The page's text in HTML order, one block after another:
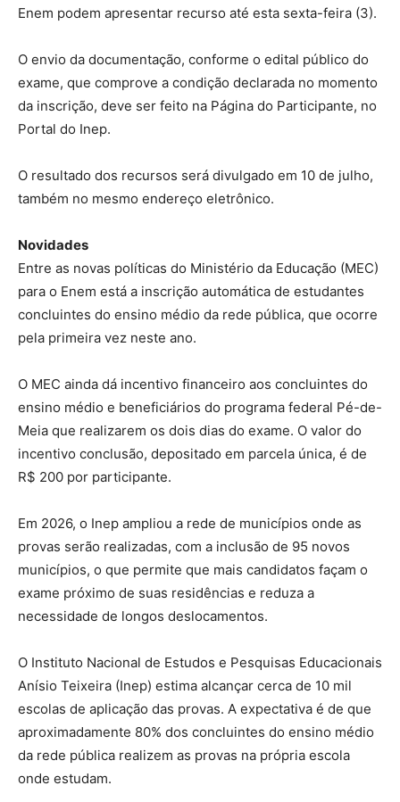
Enem podem apresentar recurso até esta sexta-feira (3).
O envio da documentação, conforme o edital público do
exame, que comprove a condição declarada no momento
da inscrição, deve ser feito na Página do Participante, no
Portal do Inep.
O resultado dos recursos será divulgado em 10 de julho,
também no mesmo endereço eletrônico.
Novidades
Entre as novas políticas do Ministério da Educação (MEC)
para o Enem está a inscrição automática de estudantes
concluintes do ensino médio da rede pública, que ocorre
pela primeira vez neste ano.
O MEC ainda dá incentivo financeiro aos concluintes do
ensino médio e beneficiários do programa federal Pé-de-
Meia que realizarem os dois dias do exame. O valor do
incentivo conclusão, depositado em parcela única, é de
R$ 200 por participante.
Em 2026, o Inep ampliou a rede de municípios onde as
provas serão realizadas, com a inclusão de 95 novos
municípios, o que permite que mais candidatos façam o
exame próximo de suas residências e reduza a
necessidade de longos deslocamentos.
O Instituto Nacional de Estudos e Pesquisas Educacionais
Anísio Teixeira (Inep) estima alcançar cerca de 10 mil
escolas de aplicação das provas. A expectativa é de que
aproximadamente 80% dos concluintes do ensino médio
da rede pública realizem as provas na própria escola
onde estudam.